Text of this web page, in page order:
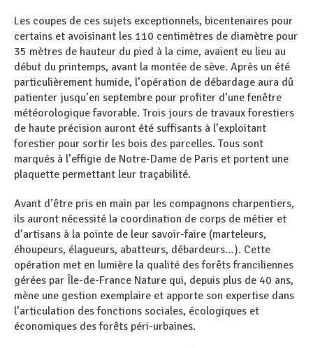
Les coupes de ces sujets exceptionnels, bicentenaires pour
certains et avoisinant les 110 centimètres de diamètre pour
35 mètres de hauteur du pied à la cime, avaient eu lieu au
début du printemps, avant la montée de sève. Après un été
particulièrement humide, l’opération de débardage aura dû
patienter jusqu’en septembre pour profiter d’une fenêtre
météorologique favorable. Trois jours de travaux forestiers
de haute précision auront été suffisants à l’exploitant
forestier pour sortir les bois des parcelles. Tous sont
marqués à l’effigie de Notre-Dame de Paris et portent une
plaquette permettant leur traçabilité.
Avant d’être pris en main par les compagnons charpentiers,
ils auront nécessité la coordination de corps de métier et
d’artisans à la pointe de leur savoir-faire (marteleurs,
éhoupeurs, élagueurs, abatteurs, débardeurs…). Cette
opération met en lumière la qualité des forêts franciliennes
gérées par Île-de-France Nature qui, depuis plus de 40 ans,
mène une gestion exemplaire et apporte son expertise dans
l’articulation des fonctions sociales, écologiques et
économiques des forêts péri-urbaines.